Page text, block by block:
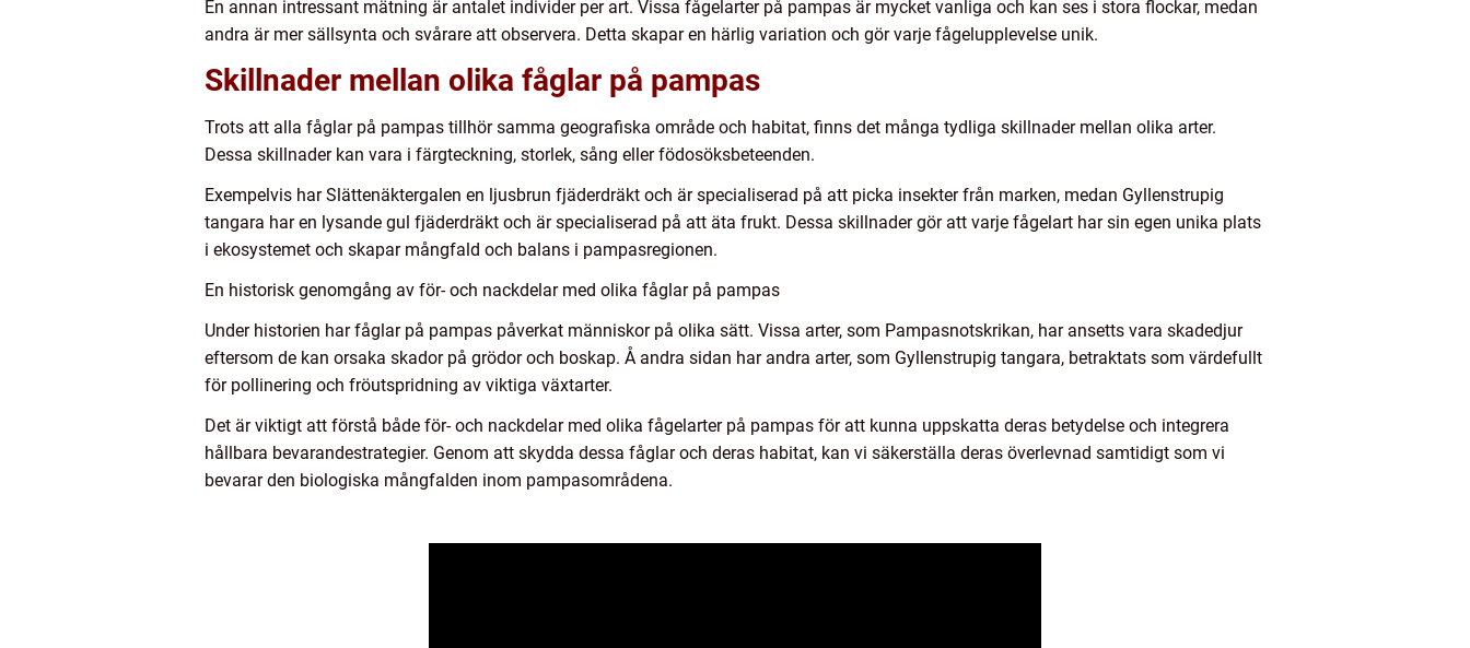
En annan intressant mätning är antalet individer per art. Vissa fågelarter på pampas är mycket vanliga och kan ses i stora flockar, medan
andra är mer sällsynta och svårare att observera. Detta skapar en härlig variation och gör varje fågelupplevelse unik.
Skillnader mellan olika fåglar på pampas
Trots att alla fåglar på pampas tillhör samma geografiska område och habitat, finns det många tydliga skillnader mellan olika arter.
Dessa skillnader kan vara i färgteckning, storlek, sång eller födosöksbeteenden.
Exempelvis har Slättenäktergalen en ljusbrun fjäderdräkt och är specialiserad på att picka insekter från marken, medan Gyllenstrupig
tangara har en lysande gul fjäderdräkt och är specialiserad på att äta frukt. Dessa skillnader gör att varje fågelart har sin egen unika plats
i ekosystemet och skapar mångfald och balans i pampasregionen.
En historisk genomgång av för- och nackdelar med olika fåglar på pampas
Under historien har fåglar på pampas påverkat människor på olika sätt. Vissa arter, som Pampasnotskrikan, har ansetts vara skadedjur
eftersom de kan orsaka skador på grödor och boskap. Å andra sidan har andra arter, som Gyllenstrupig tangara, betraktats som värdefullt
för pollinering och fröutspridning av viktiga växtarter.
Det är viktigt att förstå både för- och nackdelar med olika fågelarter på pampas för att kunna uppskatta deras betydelse och integrera
hållbara bevarandestrategier. Genom att skydda dessa fåglar och deras habitat, kan vi säkerställa deras överlevnad samtidigt som vi
bevarar den biologiska mångfalden inom pampasområdena.